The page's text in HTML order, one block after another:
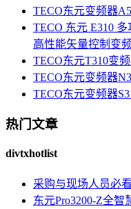
TECO东元变频器
TECO 东元 E310
高性能矢量控制变
TECO东元T310变
TECO东元变频器
TECO东元变频器
热门文章
divtxhotlist
采购与现场人员必
东元Pro3200-Z全